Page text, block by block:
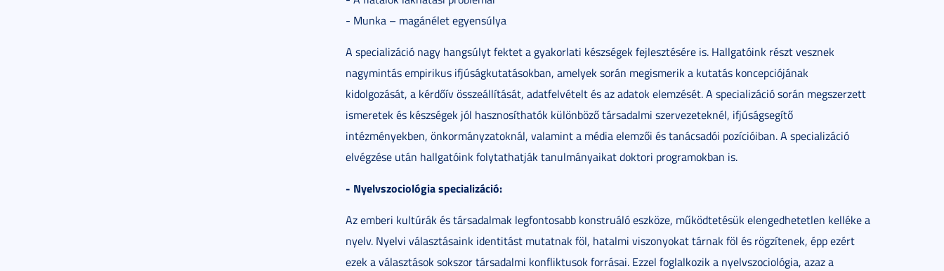
- Munka – magánélet egyensúlya
A specializáció nagy hangsúlyt fektet a gyakorlati készségek fejlesztésére is. Hallgatóink részt vesznek
nagymintás empirikus ifjúságkutatásokban, amelyek során megismerik a kutatás koncepciójának
kidolgozását, a kérdőív összeállítását, adatfelvételt és az adatok elemzését. A specializáció során megszerzett
ismeretek és készségek jól hasznosíthatók különböző társadalmi szervezeteknél, ifjúságsegítő
intézményekben, önkormányzatoknál, valamint a média elemzői és tanácsadói pozícióiban. A specializáció
elvégzése után hallgatóink folytathatják tanulmányaikat doktori programokban is.
- Nyelvszociológia specializáció:
Az emberi kultúrák és társadalmak legfontosabb konstruáló eszköze, működtetésük elengedhetetlen kelléke a
nyelv. Nyelvi választásaink identitást mutatnak föl, hatalmi viszonyokat tárnak föl és rögzítenek, épp ezért
ezek a választások sokszor társadalmi konfliktusok forrásai. Ezzel foglalkozik a nyelvszociológia, azaz a